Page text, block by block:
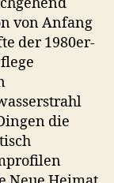
von Anfang
der 1980er-
die